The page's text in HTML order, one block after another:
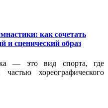
как сочетать
и сценический образ
— это вид спорта, где
хореографического